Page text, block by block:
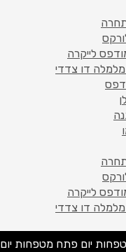
לייקרה
מלמלה דו צדדי
לייקרה
מלמלה דו צדדי
יום פתח מטפחות יום